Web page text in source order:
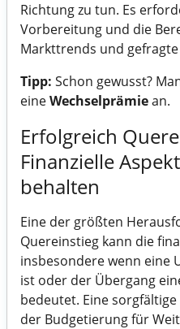
Richtung zu tun. Es
Vorbereitung und die
Markttrends und
Tipp: Schon gewusst?
eineWechselprämiean.
Erfolgreich
Finanzielle
behalten
Eine der größten
Quereinstieg kann die
insbesondere wenn eine
ist oder der Übergang
bedeutet. Eine
der Budgetierung für